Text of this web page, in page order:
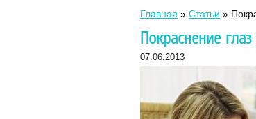
Главная » Статьи »
Покраснение
07.06.2013